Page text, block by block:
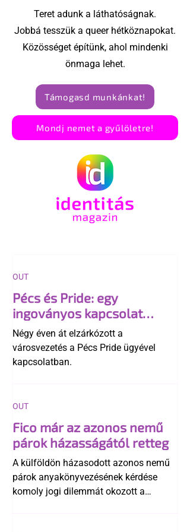
Teret adunk a láthatóságnak.
Jobbá tesszük a queer hétköznapokat.
Közösséget építünk, ahol mindenki
önmaga lehet.
Támogasd munkánkat!
Mondj nemet a gyűlöletre!
Pécs és Pride: egy
ingoványos kapcsolat
története
Négy éven át elzárkózott a
városvezetés a Pécs Pride ügyével
kapcsolatban.
OUT
Fico már az azonos nemű
párok házasságától retteg
A külföldön házasodott azonos nemű
párok anyakönyvezésének kérdése
komoly jogi dilemmát okozott a
OUT